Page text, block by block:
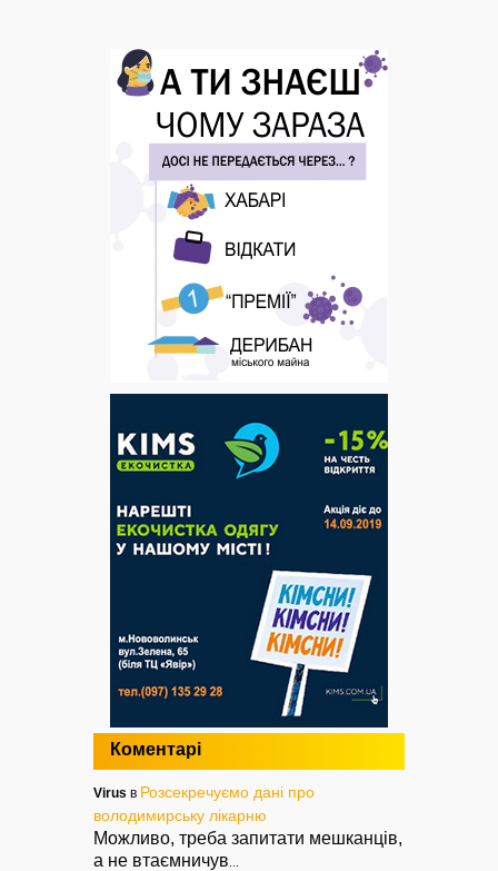
Коментарі
Virus в Розсекречуємо дані про
володимирську лікарню
Можливо, треба запитати мешканців,
а не втаємничув